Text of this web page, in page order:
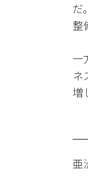
だ
整
一
ネ
増
亜